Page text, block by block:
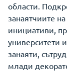
области.
занаятчиите
инициативи,
университети
занаяти,
млади